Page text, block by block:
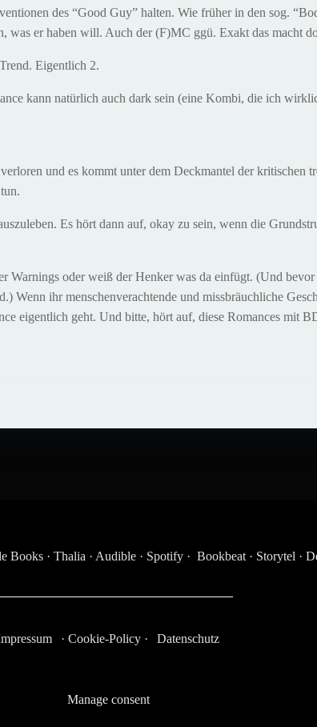
des “Good Guy” halten. Wie früher in den sog.
was er haben will. Auch der (F)MC ggü. Exakt das macht
Eigentlich 2.
kann natürlich auch dark sein (eine Kombi, die ich
und es kommt unter dem Deckmantel der kritischen
Es hört dann auf, okay zu sein, wenn die
oder weiß der Henker was da einfügt. (Und
Wenn ihr menschenverachtende und missbräuchliche
eigentlich geht. Und bitte, hört auf, diese Romances mit
Books· Thalia · Audible· Spotify· Bookbeat· Storytel ·
· Cookie-Policy · Datenschutz
Manage consent